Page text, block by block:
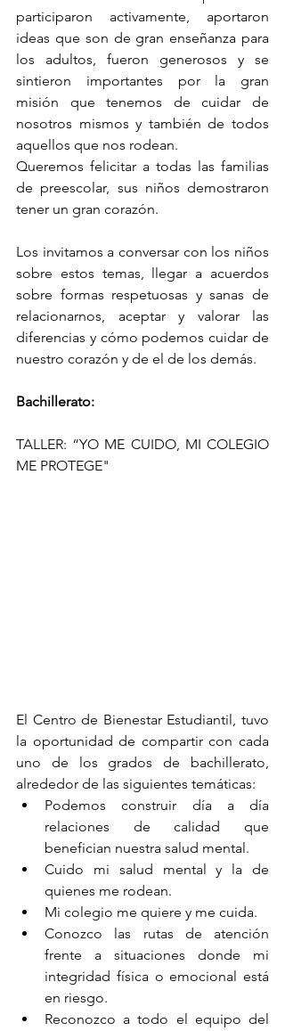
participaron activamente, aportaron
ideas que son de gran enseñanza para
los adultos, fueron generosos y se
sintieron importantes por la gran
misión que tenemos de cuidar de
nosotros mismos y también de todos
aquellos que nos rodean.
Queremos felicitar a todas las familias
de preescolar, sus niños demostraron
tener un gran corazón.
Los invitamos a conversar con los niños
sobre estos temas, llegar a acuerdos
sobre formas respetuosas y sanas de
relacionarnos, aceptar y valorar las
diferencias y cómo podemos cuidar de
nuestro corazón y de el de los demás.
Bachillerato:
TALLER: “YO ME CUIDO, MI COLEGIO
ME PROTEGE"
El Centro de Bienestar Estudiantil, tuvo
la oportunidad de compartir con cada
uno de los grados de bachillerato,
alrededor de las siguientes temáticas:
Podemos construir día a día
relaciones de calidad que
benefician nuestra salud mental.
Cuido mi salud mental y la de
quienes me rodean.
Mi colegio me quiere y me cuida.
Conozco las rutas de atención
frente a situaciones donde mi
integridad física o emocional está
en riesgo.
Reconozco a todo el equipo del